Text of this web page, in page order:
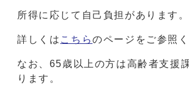
所得に応じて自己負担があります。
詳しくは こちらのページをご参照く
なお、65歳以上の方は高齢者支援
ります。